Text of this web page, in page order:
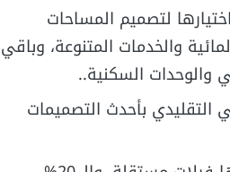
اختيارها لتصميم المساحات
والخدمات المتنوعة، وباقي
والوحدات السكنية..
التقليدي بأحدث التصميمات